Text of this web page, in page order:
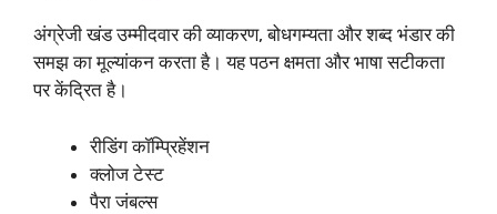
अंग्रेजी खंड उम्मीदवार की व्याकरण, बोधगम्यता और शब्द भंडार की
समझ का मूल्यांकन करता है। यह पठन क्षमता और भाषा सटीकता
पर केंद्रित है।
रीडिंग कॉम्प्रिहेंशन
क्लोज टेस्ट
पैरा जंबल्स